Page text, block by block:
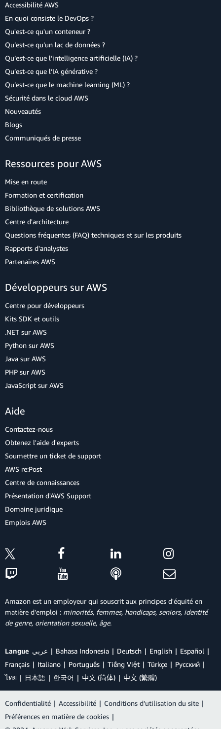
Accessibilité AWS
En quoi consiste le DevOps ?
Qu'est-ce qu'un conteneur ?
Qu’est-ce qu’un lac de données ?
Qu’est-ce que l’intelligence artificielle (IA) ?
Qu’est-ce que l’IA générative ?
Qu’est-ce que le machine learning (ML) ?
Sécurité dans le cloud AWS
Nouveautés
Blogs
Communiqués de presse
Ressources pour AWS
Mise en route
Formation et certification
Bibliothèque de solutions AWS
Centre d'architecture
Questions fréquentes (FAQ) techniques et sur les produits
Rapports d'analystes
Partenaires AWS
Développeurs sur AWS
Centre pour développeurs
Kits SDK et outils
.NET sur AWS
Python sur AWS
Java sur AWS
PHP sur AWS
JavaScript sur AWS
Aide
Contactez-nous
Obtenez l'aide d'experts
Soumettre un ticket de support
AWS re:Post
Centre de connaissances
Présentation d'AWS Support
Domaine juridique
Emplois AWS
Amazon est un employeur qui souscrit aux principes d'équité en
matière d'emploi : minorités, femmes, handicaps, seniors, identité
de genre, orientation sexuelle, âge.
Langue عربي Bahasa Indonesia Deutsch English
Español
Français
Italiano Português Tiếng Việt Türkçe
Ρусский
ไทย
日本語 한국어 中文 (简体) 中文 (繁體)
Confidentialité | Accessibilité | Conditions d’utilisation du site |
Préférences en matière de cookies |